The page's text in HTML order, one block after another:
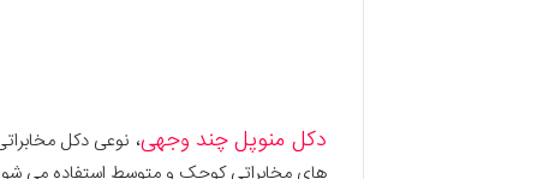
دکل منوپل چند وجهی